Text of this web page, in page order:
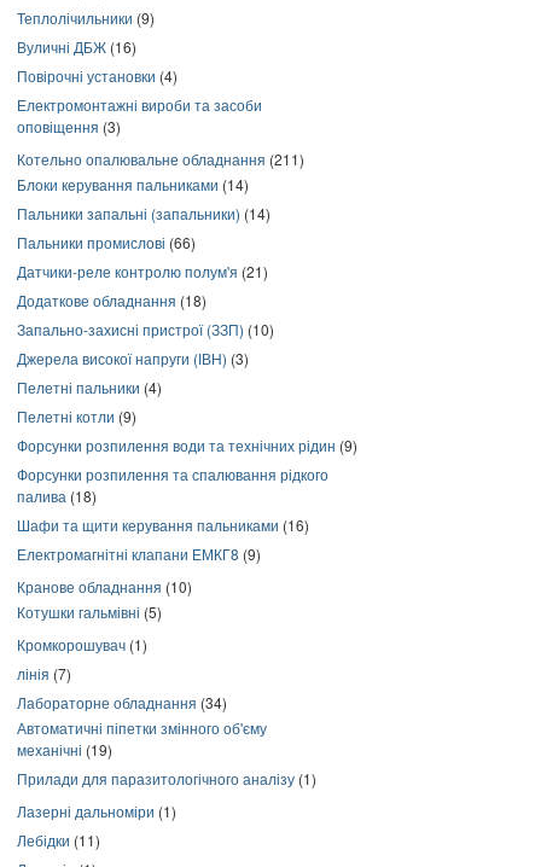
Теплолічильники (9)
Вуличні ДБЖ (16)
Повірочні установки (4)
Електромонтажні вироби та засоби
оповіщення (3)
Котельно опалювальне обладнання (211)
Блоки керування пальниками (14)
Пальники запальні (запальники) (14)
Пальники промислові (66)
Датчики-реле контролю полум'я (21)
Додаткове обладнання (18)
Запально-захисні пристрої (ЗЗП) (10)
Джерела високої напруги (ІВН) (3)
Пелетні пальники (4)
Пелетні котли (9)
Форсунки розпилення води та технічних рідин (9)
Форсунки розпилення та спалювання рідкого
палива (18)
Шафи та щити керування пальниками (16)
Електромагнітні клапани ЕМКГ8 (9)
Кранове обладнання (10)
Котушки гальмівні (5)
Кромкорошувач (1)
лінія (7)
Лабораторне обладнання (34)
Автоматичні піпетки змінного об'єму
механічні (19)
Прилади для паразитологічного аналізу (1)
Лазерні дальноміри (1)
Лебідки (11)